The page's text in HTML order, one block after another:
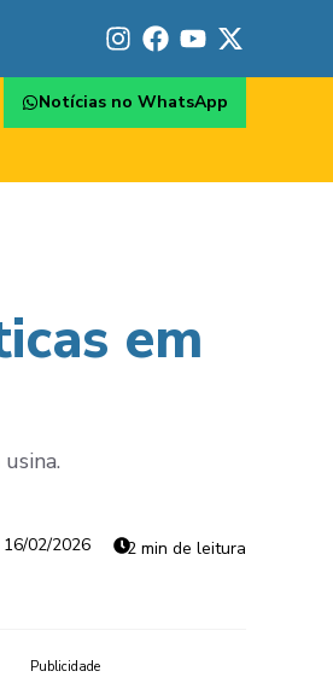
Notícias no WhatsApp
em
16/02/2026 2 min de leitura
Publicidade